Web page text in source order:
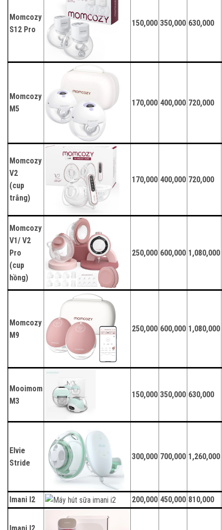
Momcozy
S12 Pro
150,000 350,000 630,000
Momcozy
M5
170,000 400,000 720,000
Momcozy
V2
(cup
trắng)
170,000 400,000 720,000
Momcozy
V1/ V2
Pro
(cup
hồng)
250,000 600,000 1,080,000
Momcozy
M9
250,000 600,000 1,080,000
Mooimom
M3
150,000 350,000 630,000
Elvie
Stride
300,000 700,000 1,260,000
Imani I2 200,000 450,000 810,000